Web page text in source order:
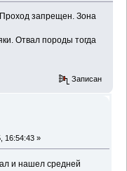
запрещен. Зона
Отвал породы тогда
Записан
16:54:43 »
и нашел средней